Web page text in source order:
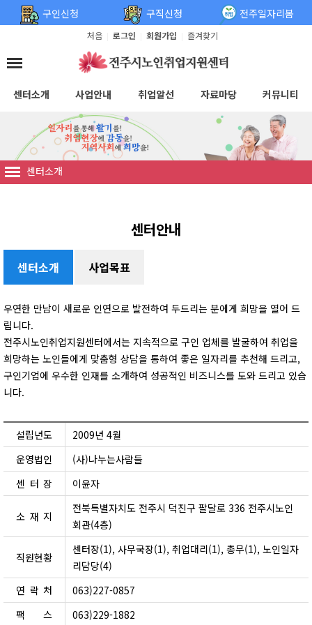
탑메뉴 바로가기
본문 바로가기구인신청 구직신청 전주일자리봄
처음 로그인 회원가입 즐겨찾기
센터소개 사업안내 취업알선 자료마당 커뮤니티
센터소개
센터안내
센터소개 사업목표
우연한 만남이 새로운 인연으로 발전하여 두드리는 분에게 희망을 열어 드
립니다.
전주시노인취업지원센터에서는 지속적으로 구인 업체를 발굴하여 취업을
희망하는 노인들에게 맞춤형 상담을 통하여 좋은 일자리를 추천해 드리고,
구인기업에 우수한 인재를 소개하여 성공적인 비즈니스를 도와 드리고 있습
니다.
설립년도
2009년 4월
운영법인
(사)나누는사람들
센 터 장 이윤자
소 재 지
전북특별자치도 전주시 덕진구 팔달로 336 전주시노인
회관(4층)
직원현황
센터장(1), 사무국장(1), 취업대리(1), 총무(1), 노인일자
리담당(4)
연 락 처
063)227-0857
팩
스 063)229-1882